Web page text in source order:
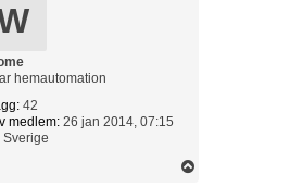
hemautomation
42
medlem: 26 jan 2014, 07:15
Sverige